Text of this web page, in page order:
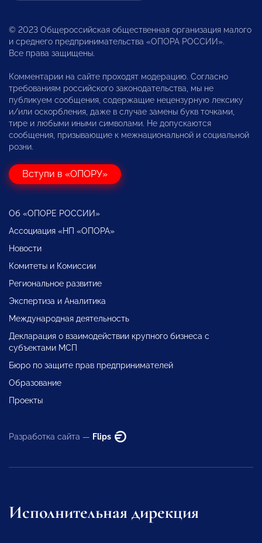
© 2023 Общероссийская общественная организация малого
и среднего предпринимательства «ОПОРА РОССИИ».
Все права защищены.
Комментарии на сайте проходят модерацию. Согласно
требованиям российского законодательства, мы не
публикуем сообщения, содержащие нецензурную лексику
и/или оскорбления, даже в случае замены букв точками,
тире и любыми иными символами. Не допускаются
сообщения, призывающие к межнациональной и социальной
розни.
Вступи в «ОПОРУ»
Об «ОПОРЕ РОССИИ»
Ассоциация «НП «ОПОРА»
Новости
Комитеты и Комиссии
Региональное развитие
Экспертиза и Аналитика
Международная деятельность
Декларация о взаимодействии крупного бизнеса с
субъектами МСП
Бюро по защите прав предпринимателей
Образование
Проекты
Разработка сайта — Flips
Исполнительная дирекция